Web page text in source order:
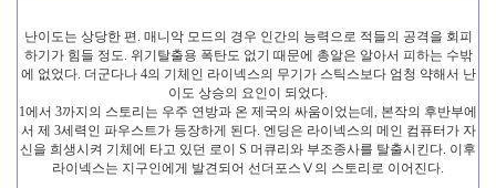
난이도는 상당한 편. 매니악 모드의 경우 인간의 능력으로 적들의 공격을 회피
하기가 힘들 정도. 위기탈출용 폭탄도 없기 때문에 총알은 알아서 피하는 수밖
에 없었다. 더군다나 4의 기체인 라이넥스의 무기가 스틱스보다 엄청 약해서 난
이도 상승의 요인이 되었다.
1에서 3까지의 스토리는 우주 연방과 온 제국의 싸움이었는데, 본작의 후반부에
서 제 3세력인 파우스트가 등장하게 된다. 엔딩은 라이넥스의 메인 컴퓨터가 자
신을 희생시켜 기체에 타고 있던 로이 S 머큐리와 부조종사를 탈출시킨다. 이후
라이넥스는 지구인에게 발견되어 선더포스Ⅴ의 스토리로 이어진다.